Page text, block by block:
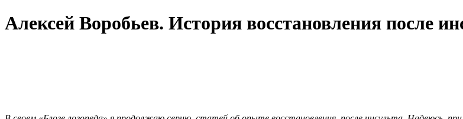
Алексей Воробьев. История восстановления после